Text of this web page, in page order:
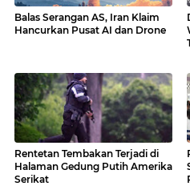
Balas Serangan AS, Iran Klaim
Hancurkan Pusat AI dan Drone
Rentetan Tembakan Terjadi di
Halaman Gedung Putih Amerika
Serikat